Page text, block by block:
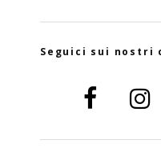
Seguici sui nostri